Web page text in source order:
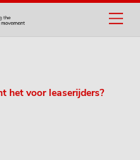
het voor leaserijders?